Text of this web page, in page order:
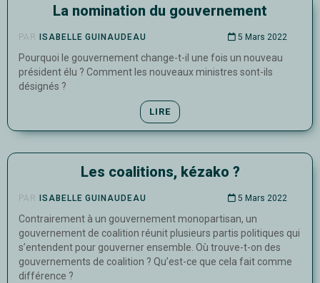
La nomination du gouvernement
PAR ISABELLE GUINAUDEAU 5 Mars 2022
Pourquoi le gouvernement change-t-il une fois un nouveau
président élu ? Comment les nouveaux ministres sont-ils
désignés ?
LIRE
Les coalitions, kézako ?
PAR ISABELLE GUINAUDEAU 5 Mars 2022
Contrairement à un gouvernement monopartisan, un
gouvernement de coalition réunit plusieurs partis politiques qui
s’entendent pour gouverner ensemble. Où trouve-t-on des
gouvernements de coalition ? Qu’est-ce que cela fait comme
différence ?